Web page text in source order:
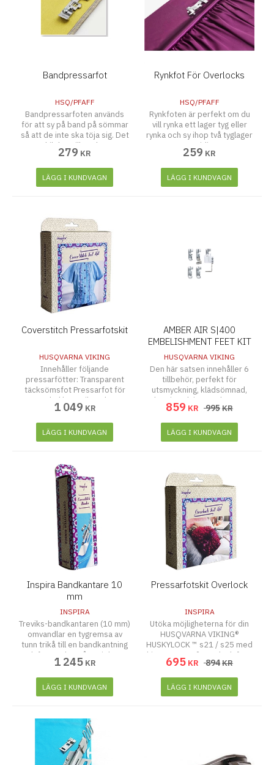
Bandpressarfot
HSQ/PFAFF
Bandpressarfoten används
för att sy på band på sömmar
så att de inte ska töja sig. Det
är särskilt bra till axelsömmar.
Med den här pressarfoten kan
du förstärka och sy sömmarna
i ett enda steg.
279 KR
LÄGG I KUNDVAGN
Rynkfot För Overlocks
HSQ/PFAFF
Rynkfoten är perfekt om du
vill rynka ett lager tyg eller
rynka och sy ihop två tyglager
samtidigt.
259 KR
LÄGG I KUNDVAGN
Coverstitch Pressarfotskit
HUSQVARNA VIKING
Innehåller följande
pressarfötter: Transparent
täcksömsfot Pressarfot för
enkel kant Vik- och
kantsömsfot Pressarfot för
hällor och band Passpoalfot
med guide
1 049 KR
LÄGG I KUNDVAGN
AMBER AIR S|400
EMBELISHMENT FEET KIT
HUSQVARNA VIKING
Den här satsen innehåller 6
tillbehör, perfekt för
utsmyckning, klädsömnad,
heminredning med mera.
859 KR 995KR
LÄGG I KUNDVAGN
Inspira Bandkantare 10
mm
INSPIRA
Treviks-bandkantaren (10 mm)
omvandlar en tygremsa av
tunn trikå till en bandkantning
och fäster den på projektets
kanter i ett steg.
1 245 KR
LÄGG I KUNDVAGN
Pressarfotskit Overlock
INSPIRA
Utöka möjligheterna för din
HUSQVARNA VIKING®
HUSKYLOCK ™ s21 / s25 med
kitet INSPIRA® Overlock feet
kit.
695 KR 894KR
LÄGG I KUNDVAGN